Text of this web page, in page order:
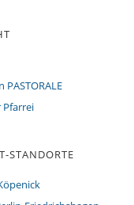
Pfarrei
STANDORTE